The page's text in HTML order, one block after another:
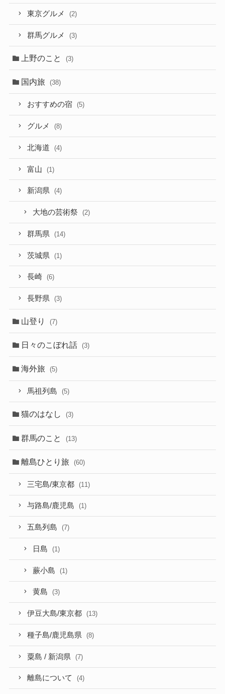
東京グルメ (2)
群馬グルメ (3)
上野のこと (3)
国内旅 (38)
おすすめの宿 (5)
グルメ (8)
北海道 (4)
富山 (1)
新潟県 (4)
大地の芸術祭 (2)
群馬県 (14)
茨城県 (1)
長崎 (6)
長野県 (3)
山登り (7)
日々のこぼれ話 (3)
海外旅 (5)
馬祖列島 (5)
猫のはなし (3)
群馬のこと (13)
離島ひとり旅 (60)
三宅島/東京都 (11)
与路島/鹿児島 (1)
五島列島 (7)
日島 (1)
蕨小島 (1)
黄島 (3)
伊豆大島/東京都 (13)
種子島/鹿児島県 (8)
粟島 / 新潟県 (7)
離島について (4)